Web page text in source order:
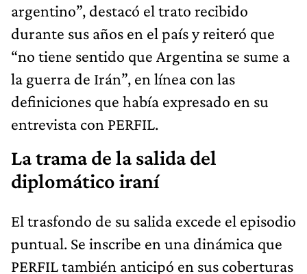
argentino”, destacó el trato recibido
durante sus años en el país y reiteró que
“no tiene sentido que Argentina se sume a
la guerra de Irán”, en línea con las
definiciones que había expresado en su
entrevista con PERFIL.
La trama de la salida del
diplomático iraní
El trasfondo de su salida excede el episodio
puntual. Se inscribe en una dinámica que
PERFIL también anticipó en sus coberturas